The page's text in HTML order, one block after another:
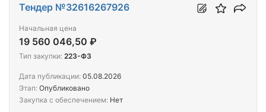
Тендер №32616267926
Начальная цена
19 560 046,50 ₽
Тип закупки: 223-ФЗ
Дата публикации: 05.08.2026
Этап: Опубликовано
Закупка с обеспечением: Нет